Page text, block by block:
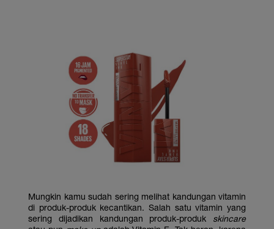
Mungkin kamu sudah sering melihat kandungan vitamin
di produk-produk kecantikan. Salah satu vitamin yang
sering dijadikan kandungan produk-produk skincare